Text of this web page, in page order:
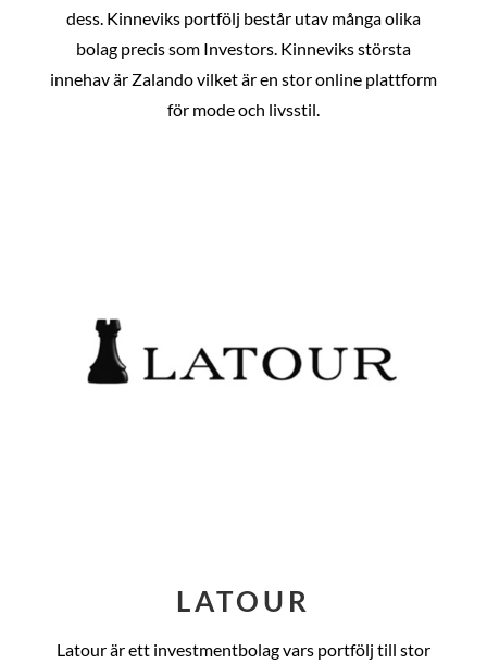
dess. Kinneviks portfölj består utav många olika
bolag precis som Investors. Kinneviks största
innehav är Zalando vilket är en stor online plattform
för mode och livsstil.
LATOUR
Latour är ett investmentbolag vars portfölj till stor